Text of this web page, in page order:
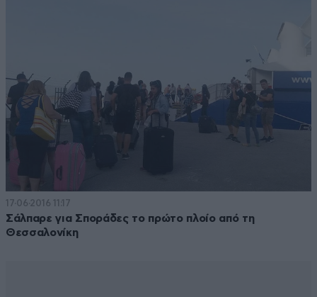
17·06·2016 11:17
Σάλπαρε για Σποράδες το πρώτο πλοίο από τη
Θεσσαλονίκη